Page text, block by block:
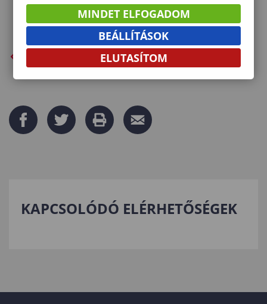
VISSZA AZ ELŐZŐ OLDALRA
KAPCSOLÓDÓ ELÉRHETŐSÉGEK
MINDET ELFOGADOM
BEÁLLÍTÁSOK
ELUTASÍTOM